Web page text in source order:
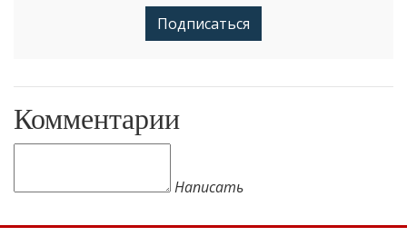
Подписаться
Комментарии
Написать